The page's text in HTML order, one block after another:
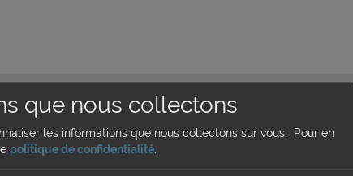
une inflammation oculaire des équidés
: Équidé
est l’inflammation oculaire la plus fréquente chez les équidés et la
que nous collectons
les informations que nous collectons sur vous.
Pour en
politique de confidentialité.